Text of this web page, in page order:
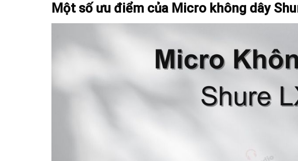
Một số ưu điểm của Micro không dây